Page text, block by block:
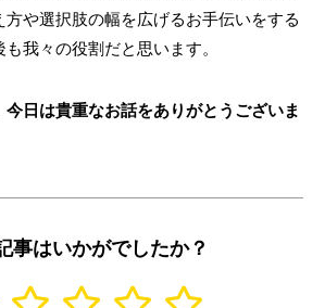
方や選択肢の幅を広げるお手伝いをする
我々の役割だと思います。
日は貴重なお話をありがとうございま
事はいかがでしたか？